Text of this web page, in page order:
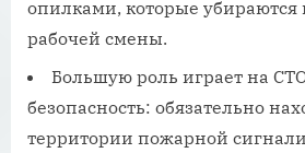
опилками, которые убираются
рабочей смены.
Большую роль играет на
безопасность: обязательно
территории пожарной